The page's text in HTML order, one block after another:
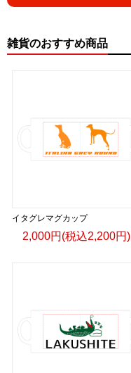
雑貨のおすすめ商品
イタグレマグカップ
2,000円(税込2,200円)